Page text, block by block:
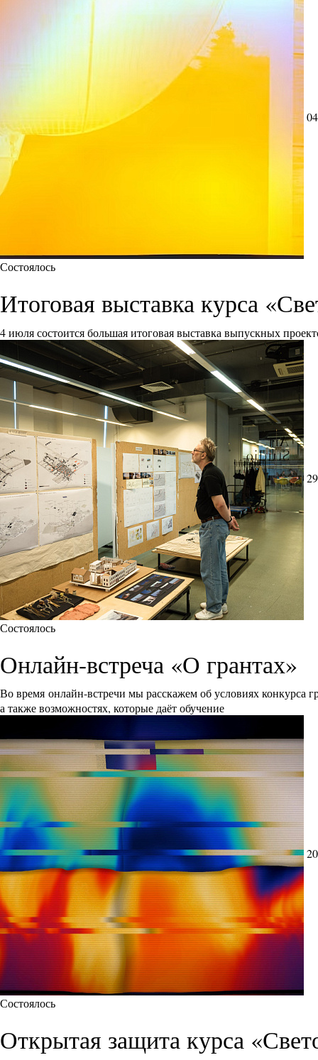
Состоялось
Итоговая выставка курса
4 июля состоится большая итоговая выставка выпускных
Состоялось
Онлайн-встреча «О грантах»
Во время онлайн-встречи мы расскажем об условиях
а также возможностях, которые даёт обучение
Состоялось
Открытая защита курса